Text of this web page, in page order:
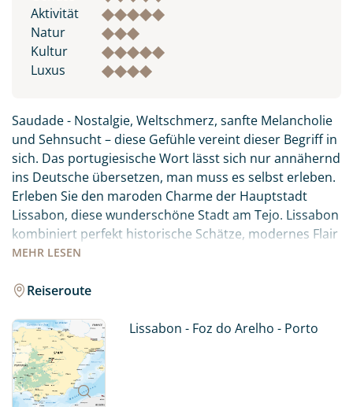
Aktivität
Natur
Kultur
Luxus
MEHR LESEN
Saudade - Nostalgie, Weltschmerz, sanfte Melancholie
und Sehnsucht – diese Gefühle vereint dieser Begriff in
sich. Das portugiesische Wort lässt sich nur annähernd
ins Deutsche übersetzen, man muss es selbst erleben.
Erleben Sie den maroden Charme der Hauptstadt
Lissabon, diese wunderschöne Stadt am Tejo. Lissabon
kombiniert perfekt historische Schätze, modernes Flair
und ein wunderbares Lebensgefühl. Die reiche
der pulsierende Lifestyle der Hauptstadt machen sie zu
Genießen Sie endlose Strände, unberührte Buchten
und wunderschöne Küstenlandschaften entlang des
Atlantiks bevor Sie nach Porto weiterfahren. Machen
Sie sich auf den Weg und spüren Sie selbst, was es
Reiseroute
Lissabon - Foz do Arelho - Porto